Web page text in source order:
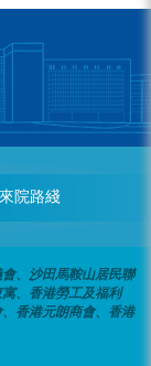
來院路綫
、沙田馬鞍山居民聯
、香港勞工及福利
香港元朗商會、香港